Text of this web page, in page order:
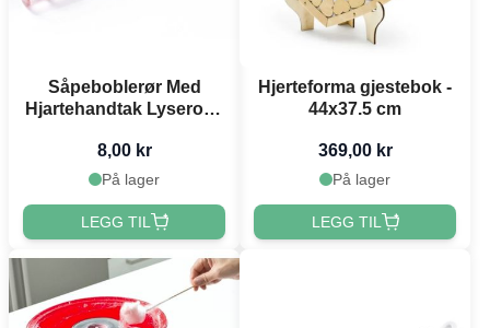
Såpeboblerør Med
Hjartehandtak Lyserosa
8,00 kr
På lager
LEGG TIL
Hjerteforma gjestebok -
44x37.5 cm
369,00 kr
På lager
LEGG TIL